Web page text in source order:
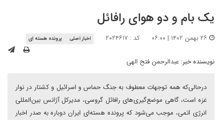
یک بام و دو هوای رافائل
کد : ۲۰۲۴۶۱۷ اخبار اصلی پرونده هسته ای
نویسنده خبر: عبدالرحمن فتح الهی
در‌حالی‌که همه توجهات معطوف به جنگ حماس و اسرائیل و کشتار در نوار
غزه است، گاهی موضع‌گیری‌های رافائل گروسی، مدیر‌کل آژانس بین‌المللی
انرژی اتمی، موجب می‌شود که پرونده هسته‌ای ایران دوباره به صدر اخبار